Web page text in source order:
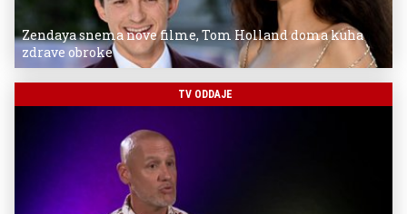
Zendaya snema nove filme, Tom Holland doma kuha
zdrave obroke
TV ODDAJE